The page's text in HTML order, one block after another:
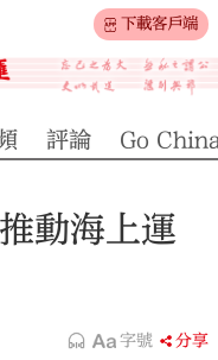
下載客戶端
評論 Go
動海上運
字號 分享